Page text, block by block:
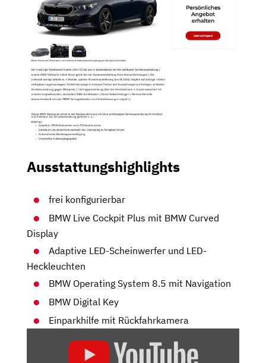
Ausstattungshighlights
frei konfigurierbar
BMW Live Cockpit Plus mit BMW Curved
Display
Adaptive LED-Scheinwerfer und LED-
Heckleuchten
BMW Operating System 8.5 mit Navigation
BMW Digital Key
Einparkhilfe mit Rückfahrkamera